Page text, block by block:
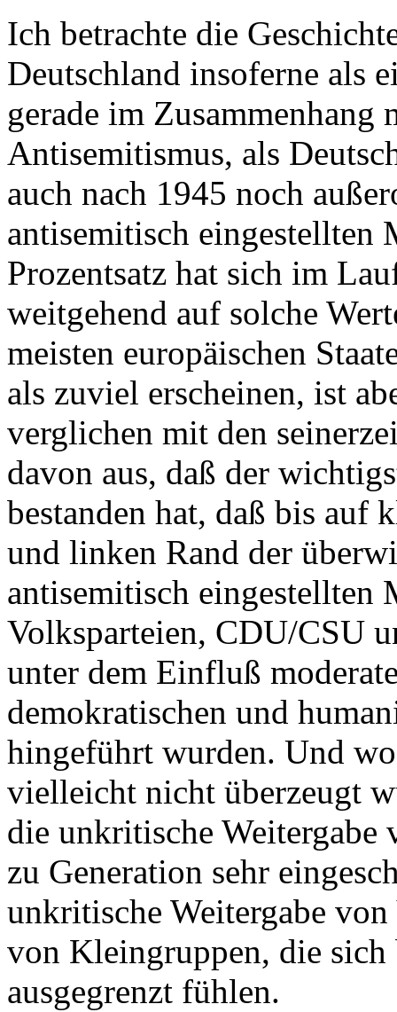
Ich betrachte die
Deutschland insoferne als
gerade im Zusammenhang
Antisemitismus, als
auch nach 1945 noch
antisemitisch eingestellten
Prozentsatz hat sich im
weitgehend auf solche
meisten europäischen
als zuviel erscheinen, ist
verglichen mit den
davon aus, daß der
bestanden hat, daß bis auf
und linken Rand der
antisemitisch eingestellten
Volksparteien, CDU/CSU
unter dem Einfluß
demokratischen und
hingeführt wurden. Und
vielleicht nicht überzeugt
die unkritische
zu Generation sehr
unkritische Weitergabe
von Kleingruppen, die
ausgegrenzt fühlen.